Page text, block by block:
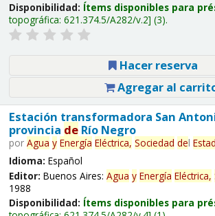
Disponibilidad: Ítems disponibles para
topográfica: 621.374.5/A282/v.2 (3).
Hacer reserva
Agregar al
Estación transformadora San
provincia deRío Negro
por Agua y Energía Eléctrica, Sociedad del
Idioma: Español
Editor: Buenos Aires: Agua y Energía Eléctrica,
1988
Disponibilidad: Ítems disponibles para